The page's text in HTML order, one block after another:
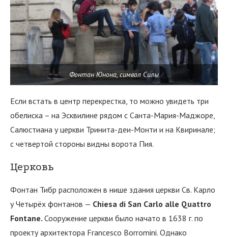
Фонтан Юнона, символ Силы
Если встать в центр перекрестка, то можно увидеть три
обелиска – на Эсквилине рядом с Санта-Мария-Маджоре,
Салюстиана у церкви Тринита-деи-Монти и на Квиринале;
с четвертой стороны видны ворота Пия.
Церковь
Фонтан Тибр расположен в нише здания церкви Св. Карло
у Четырёх фонтанов — Chiesa di San Carlo alle Quattro
Fontane. Сооружение церкви было начато в 1638 г. по
проекту архитектора Francesco Borromini. Однако